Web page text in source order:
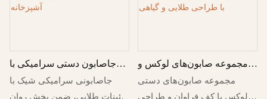
می‌کند.
جاصابون دستی سرامیکی با
تزئینات برگ طلایی - بطری
پمپی زیبا برای حمام و
جاصابونی سرامیکی شیک با
مجموعه صابون‌های لوکس و
تمیزکننده عمیق دست - ست
شستشوی دست مرطوب‌کننده
مجموعه صابون‌های دستی